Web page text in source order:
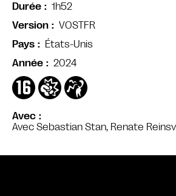
Avec
Avec Sebastian Stan, Renate
Durée
1h52
Version
VOSTFR
Pays
États-Unis
Année
2024